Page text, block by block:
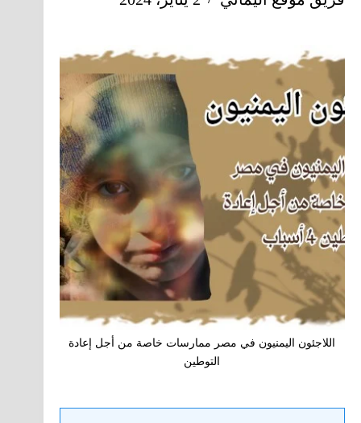
اللاجئون اليمنيون في مصر ممارسات خاصة من أجل إعادة
التوطين